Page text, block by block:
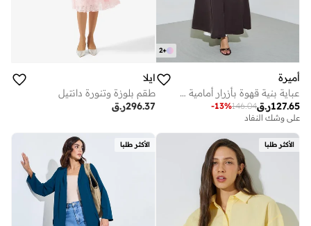
+
2
أميرة
عباية بنية قهوة بأزرار أمامية وأكمام طويلة
ر.ق127.65
146.04
-13%
على وشك النفاد
ايلا
طقم بلوزة وتنورة دانتيل
ر.ق296.37
الأكثر طلبا الأكثر طلبا